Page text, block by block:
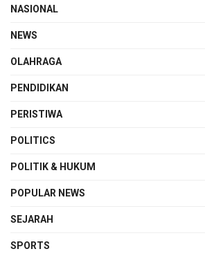
NASIONAL
NEWS
OLAHRAGA
PENDIDIKAN
PERISTIWA
POLITICS
POLITIK & HUKUM
POPULAR NEWS
SEJARAH
SPORTS